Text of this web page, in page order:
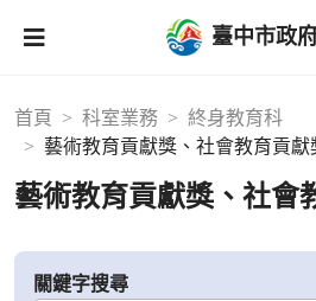
臺中市政
首頁 科室業務
終身教育科
藝術教育貢獻獎、社會教育貢獻
藝術教育貢獻獎、社會
關鍵字搜尋